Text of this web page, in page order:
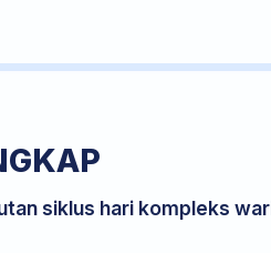
siklus hari kompleks